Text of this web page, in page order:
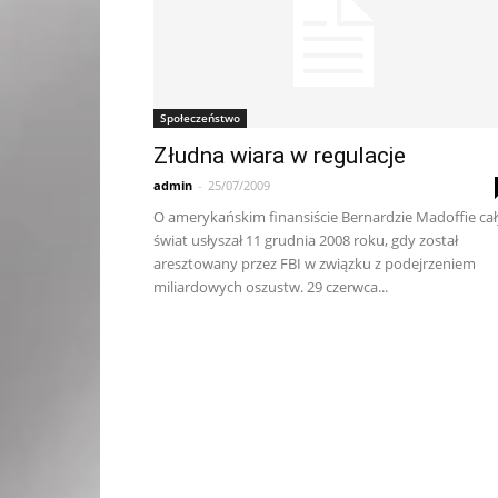
Społeczeństwo
Złudna wiara w regulacje
admin - 25/07/2009
O amerykańskim finansiście Bernardzie Madoffie
świat usłyszał 11 grudnia 2008 roku, gdy został
aresztowany przez FBI w związku z podejrzeniem
miliardowych oszustw. 29 czerwca...